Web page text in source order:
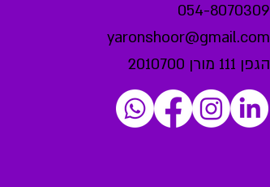
054-8070309
yaronshoor@gmail.com
הגפן 111 מורן 2010700